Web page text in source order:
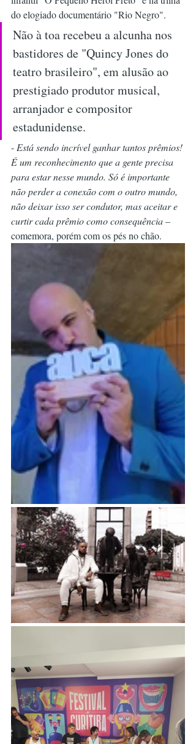
do elogiado documentário "Rio Negro".
Não à toa recebeu a alcunha nos
bastidores de "Quincy Jones do
teatro brasileiro", em alusão ao
prestigiado produtor musical,
arranjador e compositor
estadunidense.
- Está sendo incrível ganhar tantos prêmios!
É um reconhecimento que a gente precisa
para estar nesse mundo. Só é importante
não perder a conexão com o outro mundo,
não deixar isso ser condutor, mas aceitar e
curtir cada prêmio como consequência –
comemora, porém com os pés no chão.